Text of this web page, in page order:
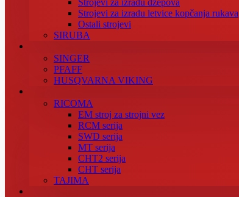
Strojevi za izradu džepova
Strojevi za izradu letvice kopčanja rukava
Ostali strojevi
SIRUBA
SINGER
PFAFF
HUSQVARNA VIKING
RICOMA
EM stroj za strojni vez
RCM serija
SWD serija
MT serija
CHT2 serija
CHT serija
TAJIMA